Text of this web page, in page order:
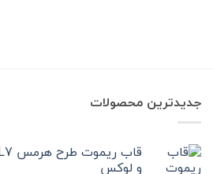
جدیدترین محصولات
و لوکس